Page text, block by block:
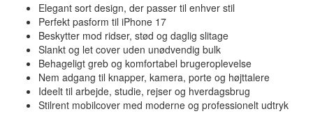
Elegant sort design, der passer til enhver stil
Perfekt pasform til iPhone 17
Beskytter mod ridser, stød og daglig slitage
Slankt og let cover uden unødvendig bulk
Behageligt greb og komfortabel brugeroplevelse
Nem adgang til knapper, kamera, porte og højttalere
Ideelt til arbejde, studie, rejser og hverdagsbrug
Stilrent mobilcover med moderne og professionelt udtryk